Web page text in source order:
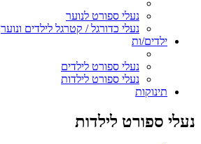
נעלי ספורט לנוער
נעלי כדורגל / קטרגל לילדים ונוער
ילדים/ות
נעלי ספורט לילדים
נעלי ספורט לילדות
תינוקות
נעלי ספורט לילדות